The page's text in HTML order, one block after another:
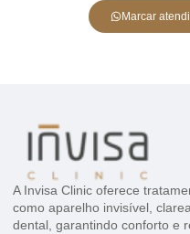
Marcar
A Invisa Clinic oferece
como aparelho invisível,
dental, garantindo conforto e